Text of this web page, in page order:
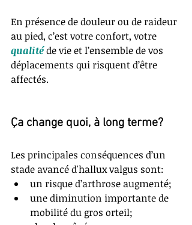
En présence de douleur ou de raideur
au pied, c’est votre confort, votre
qualité de vie et l’ensemble de vos
déplacements qui risquent d’être
affectés.
Ça change quoi, à long terme?
Les principales conséquences d’un
stade avancé d'hallux valgus sont:
un risque d’arthrose augmenté;
une diminution importante de
mobilité du gros orteil;